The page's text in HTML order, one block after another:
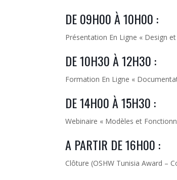
DE 09H00 À 10H00 :
Présentation En Ligne « Design
DE 10H30 À 12H30 :
Formation En Ligne «
DE 14H00 À 15H30 :
Webinaire « Modèles et
A PARTIR DE 16H00 :
Clôture (OSHW Tunisia Award –